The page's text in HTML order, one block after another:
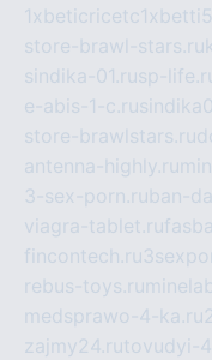
store-brawl-stars.ru
sindika-01.rusp-
e-abis-1-c.ru
store-brawlstars.ru
antenna-highly.ru
3-sex-porn.ruban-
viagra-tablet.ru
fincontech.ru
rebus-toys.ru
medsprawo-4-ka.ru
zajmy24.rutovudyi-